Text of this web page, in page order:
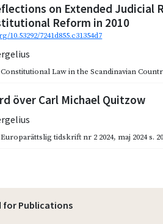
on Extended Judicial
Reform in 2010
10.53292/7241d855.c31354d7
Constitutional Law in the Scandinavian
över Carl Michael Quitzow
Europarättslig tidskrift nr 2 2024, maj 2024s.
for Publications